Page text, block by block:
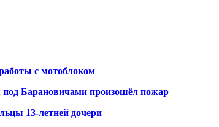
с мотоблоком
под Барановичами произошёл пожар
13-летней дочери